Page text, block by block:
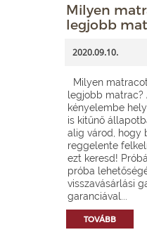
Milyen
legjobb
2020.09.10.
Milyen
legjobb matrac?
kényelembe
is kitűnő
alig várod, hogy
reggelente
ezt keresd!
próba
visszavásárlási
garanciával...
TOVÁBB